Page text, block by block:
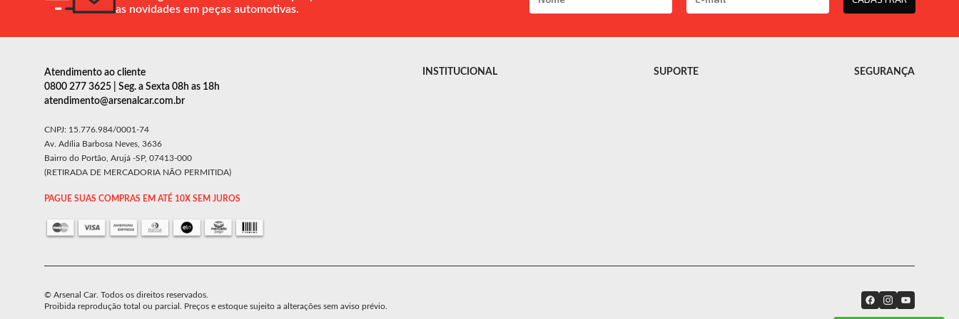
as novidades em peças automotivas.
Atendimento ao cliente
0800 277 3625 | Seg. a Sexta 08h as 18h
atendimento@arsenalcar.com.br
CNPJ: 15.776.984/0001-74
Av. Adília Barbosa Neves, 3636
Bairro do Portão, Arujá -SP, 07413-000
(RETIRADA DE MERCADORIA NÃO PERMITIDA)
PAGUE SUAS COMPRAS EM ATÉ 10X SEM JUROS
INSTITUCIONAL SUPORTE SEGURANÇA
© Arsenal Car. Todos os direitos reservados.
Proibida reprodução total ou parcial. Preços e estoque sujeito a alterações sem aviso prévio.